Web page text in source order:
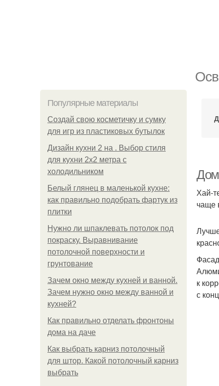
Популярные материалы
Создай свою косметичку и сумку
для игр из пластиковых бутылок
Дизайн кухни 2 на . Выбор стиля
для кухни 2х2 метра с
холодильником
Белый глянец в маленькой кухне:
как правильно подобрать фартук из
плитки
Нужно ли шпаклевать потолок под
покраску. Выравнивание
потолочной поверхности и
грунтование
Зачем окно между кухней и ванной.
Зачем нужно окно между ванной и
кухней?
Как правильно отделать фронтоны
дома на даче
Как выбрать карниз потолочный
для штор. Какой потолочный карниз
выбрать
Дом
Хай-
чаще
Фасад
к
с